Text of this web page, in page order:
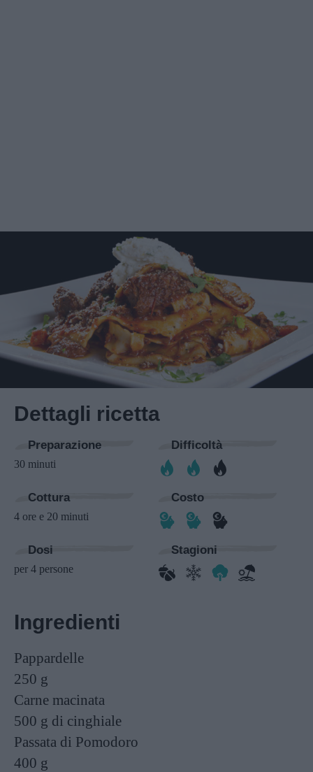
Dettagli ricetta
Preparazione
30 minuti
Difficoltà
Cottura
4 ore e 20 minuti
Costo
Dosi
per 4 persone
Stagioni
Ingredienti
Pappardelle
250 g
Carne macinata
500 g di cinghiale
Passata di Pomodoro
400 g